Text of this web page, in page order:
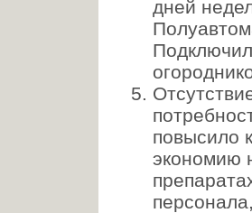
дней
повысило
экономию